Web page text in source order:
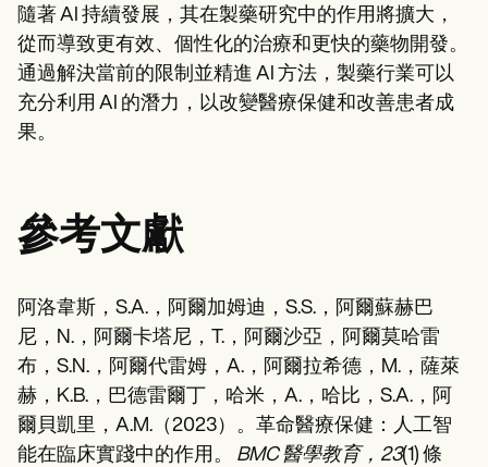
隨著 AI 持續發展，其在製藥研究中的作用將擴大，
從而導致更有效、個性化的治療和更快的藥物開發。
通過解決當前的限制並精進 AI 方法，製藥行業可以
充分利用 AI 的潛力，以改變醫療保健和改善患者成
果。
參考文獻
阿洛韋斯，S.A.，阿爾加姆迪，S.S.，阿爾蘇赫巴
尼，N.，阿爾卡塔尼，T.，阿爾沙亞，阿爾莫哈雷
布，S.N.，阿爾代雷姆，A.，阿爾拉希德，M.，薩萊
赫，K.B.，巴德雷爾丁，哈米，A.，哈比，S.A.，阿
爾貝凱里，A.M.（2023）。革命醫療保健：人工智
能在臨床實踐中的作用。 BMC 醫學教育，23(1) 條